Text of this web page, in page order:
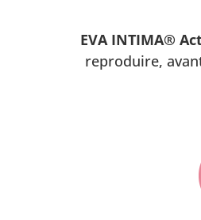
EVA INTIMA®
reproduire,